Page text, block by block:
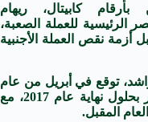
بأرقام كابيتال، ريهام
الرئيسية للعملة الصعبة،
أزمة نقص العملة الأجنبية
توقع في أبريل من عام
2016، انتعاش الحركة السياحية في مصر بحلول نهاية عام 2017، مع